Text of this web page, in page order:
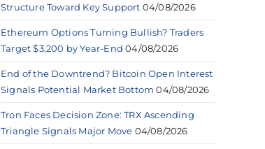
Structure Toward Key Support 04/08/2026
Ethereum Options Turning Bullish? Traders
Target $3,200 by Year-End 04/08/2026
End of the Downtrend? Bitcoin Open Interest
Signals Potential Market Bottom 04/08/2026
Tron Faces Decision Zone: TRX Ascending
Triangle Signals Major Move 04/08/2026